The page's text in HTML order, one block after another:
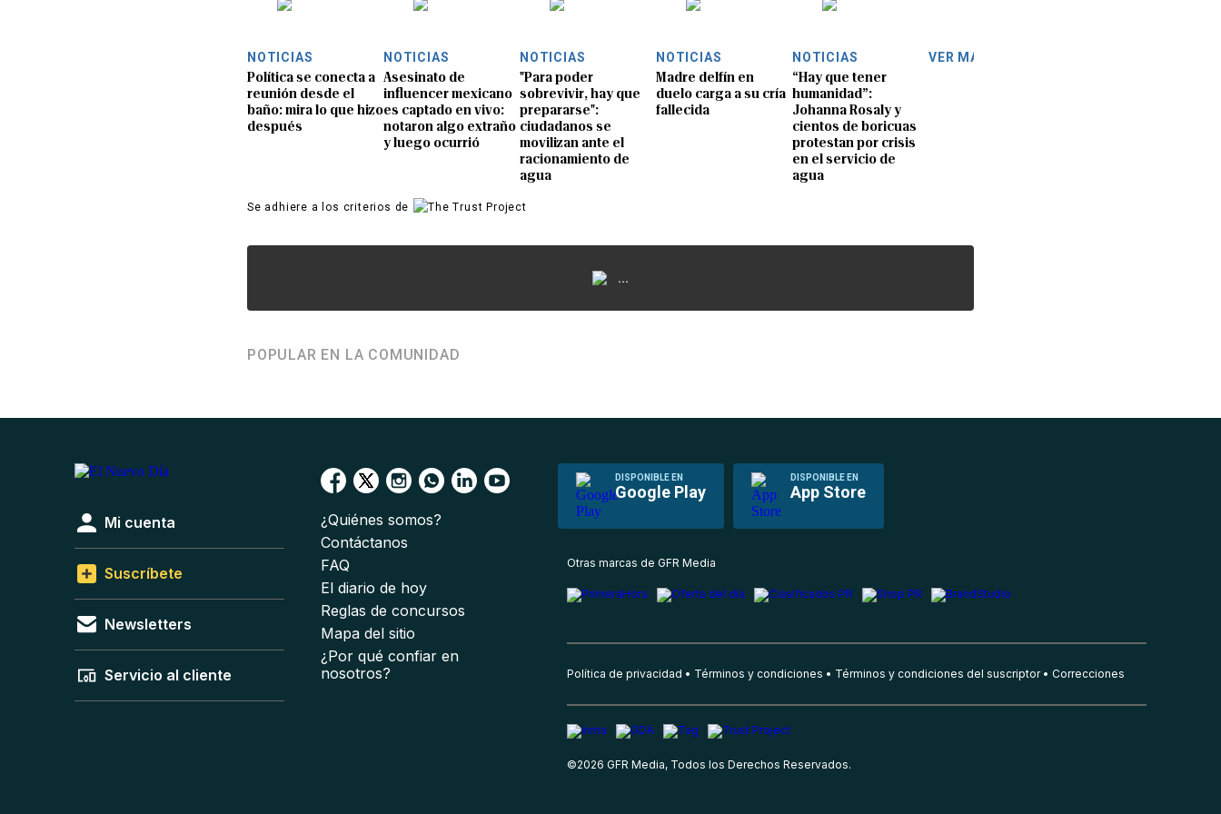
NOTICIAS
Política se conecta a
reunión desde el
baño: mira lo que hizo
después
NOTICIAS
Asesinato de
influencer mexicano
es captado en vivo:
notaron algo extraño
y luego ocurrió
NOTICIAS
"Para poder
sobrevivir, hay que
prepararse":
ciudadanos se
movilizan ante el
racionamiento de
agua
NOTICIAS
Madre delfín en
duelo carga a su cría
fallecida
NOTICIAS
“Hay que tener
humanidad”:
Johanna Rosaly y
cientos de boricuas
protestan por crisis
en el servicio de
agua
VER MÁS
Se adhiere a los criterios de
...
POPULAR EN LA COMUNIDAD
DISPONIBLE EN
Google Play
DISPONIBLE EN
App Store
Mi cuenta
Suscríbete
Newsletters
Servicio al cliente
¿Quiénes somos?
Contáctanos
FAQ
El diario de hoy
Reglas de concursos
Mapa del sitio
¿Por qué confiar en
nosotros?
Otras marcas de GFR Media
Política de privacidad Términos y condiciones Términos y condiciones del suscriptor Correcciones
©2026 GFR Media, Todos los Derechos Reservados.